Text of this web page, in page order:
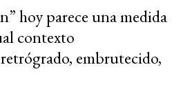
hoy parece una medida
contexto
embrutecido,